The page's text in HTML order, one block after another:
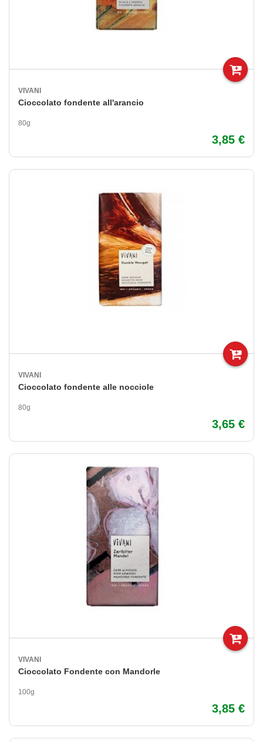
VIVANI
Cioccolato fondente all'arancio
80g
3,85 €
VIVANI
Cioccolato fondente alle nocciole
80g
3,65 €
VIVANI
Cioccolato Fondente con Mandorle
100g
3,85 €